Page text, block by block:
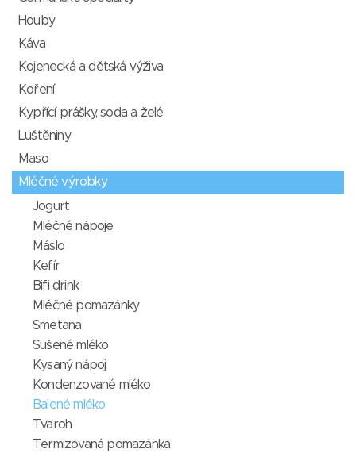
Houby
Káva
Kojenecká a dětská výživa
Koření
Kypřící prášky, soda a želé
Luštěniny
Maso
Mléčné výrobky
Jogurt
Mléčné nápoje
Máslo
Kefír
Bifi drink
Mléčné pomazánky
Smetana
Sušené mléko
Kysaný nápoj
Kondenzované mléko
Balené mléko
Tvaroh
Termizovaná pomazánka